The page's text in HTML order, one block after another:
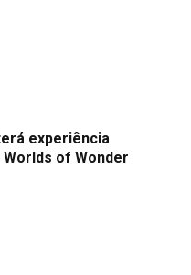
experiência
of Wonder